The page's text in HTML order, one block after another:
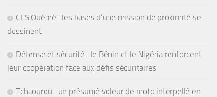
CES Ouémé : les bases d’une mission de proximité se
dessinent
Défense et sécurité : le Bénin et le Nigéria renforcent
leur coopération face aux défis sécuritaires
Tchaourou : un présumé voleur de moto interpellé en